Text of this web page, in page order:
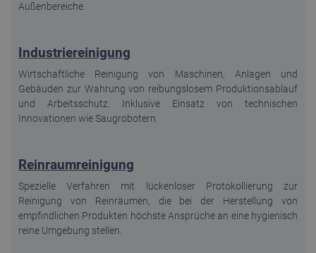
Außenbereiche.
Industriereinigung
Wirtschaftliche Reinigung von Maschinen, Anlagen und
Gebäuden zur Wahrung von reibungslosem Produktionsablauf
und Arbeitsschutz. Inklusive Einsatz von technischen
Innovationen wie Saugrobotern.
Reinraumreinigung
Spezielle Verfahren mit lückenloser Protokollierung zur
Reinigung von Reinräumen, die bei der Herstellung von
empfindlichen Produkten höchste Ansprüche an eine hygienisch
reine Umgebung stellen.